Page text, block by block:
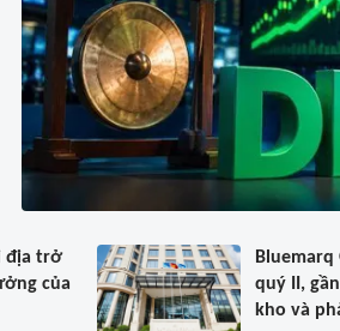
địa trở
của
quý II,
kho và